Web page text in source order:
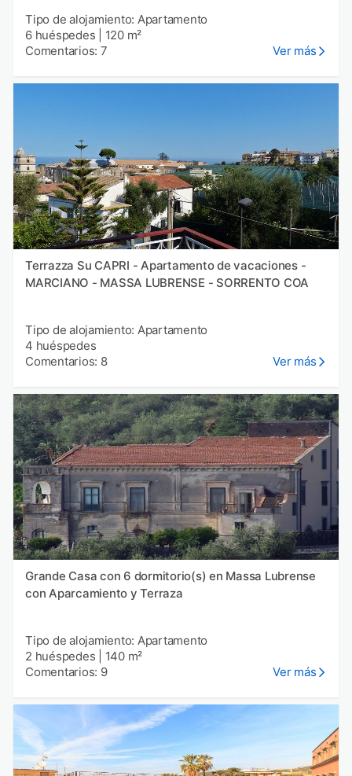
Tipo de alojamiento: Apartamento
6 huéspedes
120 m²
Comentarios: 7
Ver más
Terrazza Su CAPRI - Apartamento de vacaciones -
MARCIANO - MASSA LUBRENSE - SORRENTO COA
Tipo de alojamiento: Apartamento
4 huéspedes
Comentarios: 8
Ver más
Grande Casa con 6 dormitorio(s) en Massa Lubrense
con Aparcamiento y Terraza
Tipo de alojamiento: Apartamento
2 huéspedes
140 m²
Comentarios: 9
Ver más